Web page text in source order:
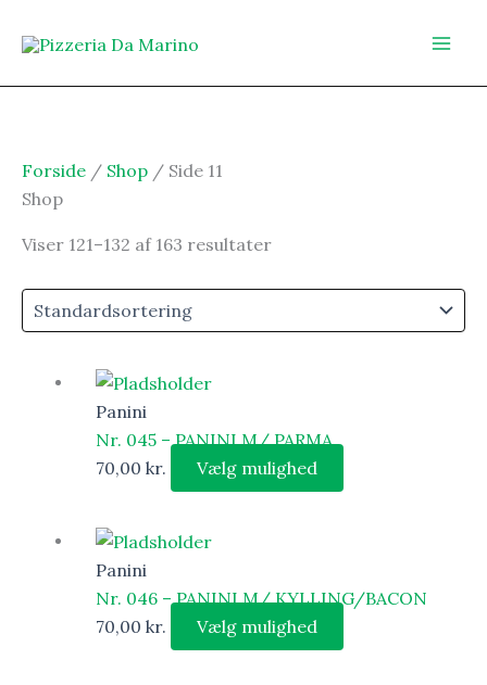
Forside / Shop / Side 11
Shop
Viser 121–132 af 163 resultater
Panini
Nr. 045 – PANINI M/ PARMA
70,00 kr. Vælg mulighed
Panini
Nr. 046 – PANINI M/ KYLLING/BACON
70,00 kr. Vælg mulighed